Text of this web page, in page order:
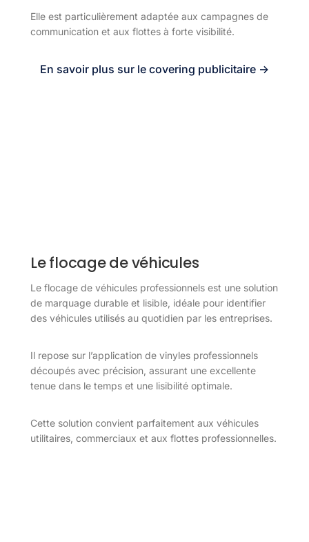
Elle est particulièrement adaptée aux campagnes de
communication et aux flottes à forte visibilité.
En savoir plus sur le covering publicitaire ->
Le flocage de véhicules
Le flocage de véhicules professionnels est une solution
de marquage durable et lisible, idéale pour identifier
des véhicules utilisés au quotidien par les entreprises.
Il repose sur l’application de vinyles professionnels
découpés avec précision, assurant une excellente
tenue dans le temps et une lisibilité optimale.
Cette solution convient parfaitement aux véhicules
utilitaires, commerciaux et aux flottes professionnelles.